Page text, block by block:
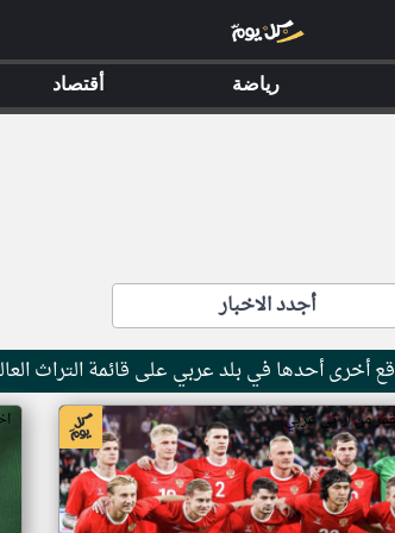
أجدد الاخبار
أحدها في بلد عربي على قائمة التراث
من ار تي عربي
رياضة أقتصاد